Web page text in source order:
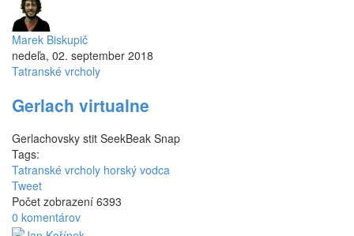
Marek Biskupič
nedeľa, 02. september 2018
Tatranské vrcholy
Gerlach virtualne
Gerlachovsky stit SeekBeak Snap
Tags:
Tatranské vrcholy horský vodca
Tweet
Počet zobrazení 6393
0 komentárov